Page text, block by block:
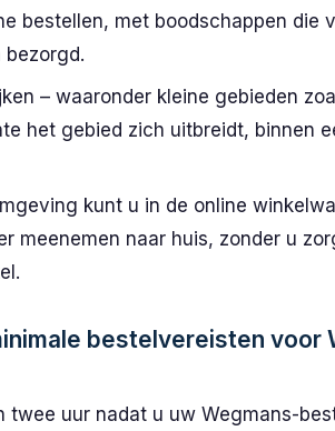
bestellen, met boodschappen die
– waaronder kleine gebieden
het gebied zich uitbreidt, binnen
kunt u in de online
meenemen naar huis, zonder u
bestelvereisten voor
twee uur nadat u uw Wegmans-